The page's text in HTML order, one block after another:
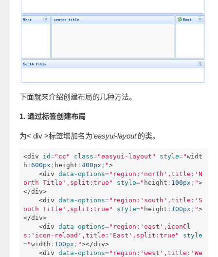
下面就来介绍创建布局的几种方法。
1. 通过标签创建布局
为< div >标签增加名为'easyui-layout'的类。
<div id="cc" class="easyui-layout" style="widt
h : 600px ; height : 400px ; ">
<div data-options="region:'north',title:'N
orth Title',split:true"
style=" height : 100px ; ">
</div>
<div data-options="region:'south',title:'S
outh Title',split:true"
style=" height : 100px ; ">
</div>
<div data-options="region:'east',iconCl
s:'icon-reload',title:'East',split:true"
style
="width : 100px ; "></div>
<div data-options="region:'west',title:'We